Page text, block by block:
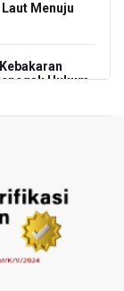
Menuju
Hukum
Siti
Sejahtera
Kepala Daerah